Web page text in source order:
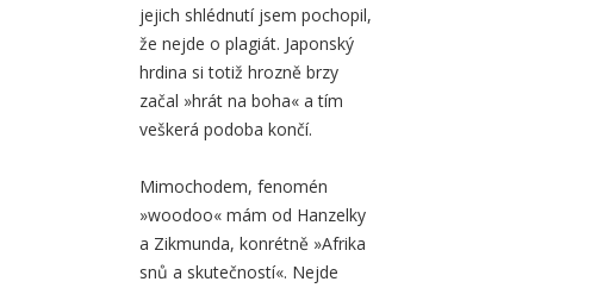
jejich shlédnutí jsem pochopil,
že nejde o plagiát. Japonský
hrdina si totiž hrozně brzy
začal »hrát na boha« a tím
veškerá podoba končí.
Mimochodem, fenomén
»woodoo« mám od Hanzelky
a Zikmunda, konrétně »Afrika
snů a skutečností«. Nejde